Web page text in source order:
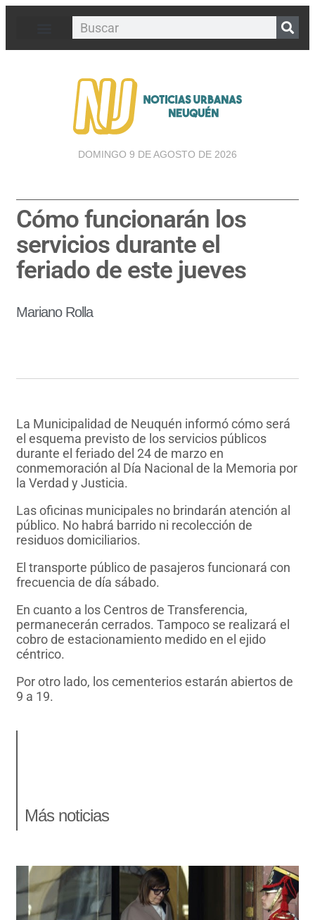
DOMINGO 9 DE AGOSTO DE 2026
Cómo funcionarán los
servicios durante el
feriado de este jueves
Mariano Rolla
La Municipalidad de Neuquén informó cómo será
el esquema previsto de los servicios públicos
durante el feriado del 24 de marzo en
conmemoración al Día Nacional de la Memoria por
la Verdad y Justicia.
Las oficinas municipales no brindarán atención al
público. No habrá barrido ni recolección de
residuos domiciliarios.
El transporte público de pasajeros funcionará con
frecuencia de día sábado.
En cuanto a los Centros de Transferencia,
permanecerán cerrados. Tampoco se realizará el
cobro de estacionamiento medido en el ejido
céntrico.
Por otro lado, los cementerios estarán abiertos de
9 a 19.
Más noticias